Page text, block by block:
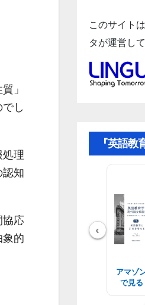
」
し
処理
認知
協応
象的
このサイト
タが運営し
『英語教
‹
アマゾ
で見る